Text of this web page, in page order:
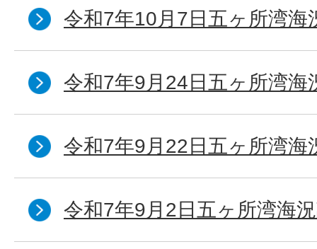
令和7年10月7日五ヶ所湾海
令和7年9月24日五ヶ所湾海
令和7年9月22日五ヶ所湾海
令和7年9月2日五ヶ所湾海